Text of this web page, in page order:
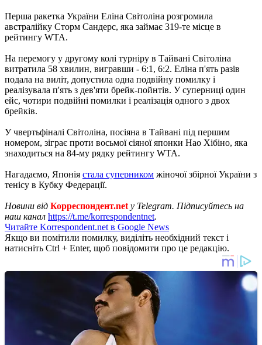
Перша ракетка України Еліна Світоліна розгромила
австралійку Сторм Сандерс, яка займає 319-те місце в
рейтингу WTA.
На перемогу у другому колі турніру в Тайвані Світоліна
витратила 58 хвилин, вигравши - 6:1, 6:2. Еліна п'ять разів
подала на виліт, допустила одна подвійну помилку і
реалізувала п'ять з дев'яти брейк-пойнтів. У суперниці один
ейс, чотири подвійні помилки і реалізація одного з двох
брейків.
У чвертьфіналі Світоліна, посіяна в Тайвані під першим
номером, зіграє проти восьмої сіяної японки Нао Хібіно, яка
знаходиться на 84-му рядку рейтингу WTA.
Нагадаємо, Японія стала суперником жіночої збірної України з
тенісу в Кубку Федерації.
Новини від Корреспондент.net у Telegram. Підписуйтесь на
наш канал https://t.me/korrespondentnet.
Читайте Korrespondent.net в Google News
Якщо ви помітили помилку, виділіть необхідний текст і
натисніть Ctrl + Enter, щоб повідомити про це редакцію.